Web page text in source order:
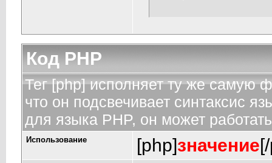
Код PHP
Тег [php] исполняет ту же самую
что он подсвечивает синтаксис
для языка PHP, он может
Использование [php]значение